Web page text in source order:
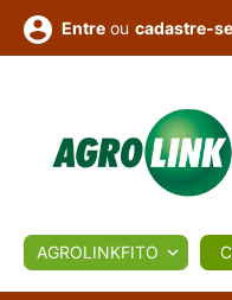
BIOLÓGICOS
Entre ou cadastre-se
AGROLINKFITO